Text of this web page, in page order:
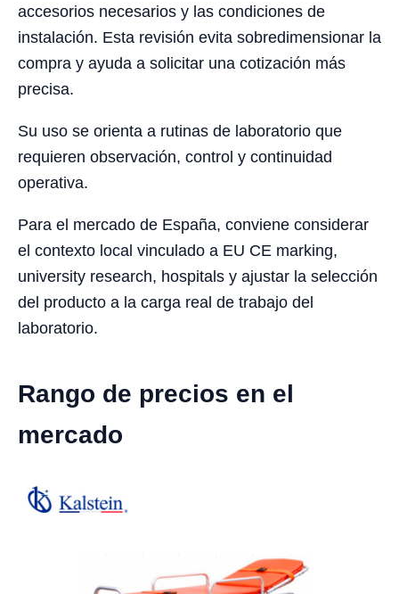
accesorios necesarios y las condiciones de
instalación. Esta revisión evita sobredimensionar la
compra y ayuda a solicitar una cotización más
precisa.
Su uso se orienta a rutinas de laboratorio que
requieren observación, control y continuidad
operativa.
Para el mercado de España, conviene considerar
el contexto local vinculado a EU CE marking,
university research, hospitals y ajustar la selección
del producto a la carga real de trabajo del
laboratorio.
Rango de precios en el
mercado